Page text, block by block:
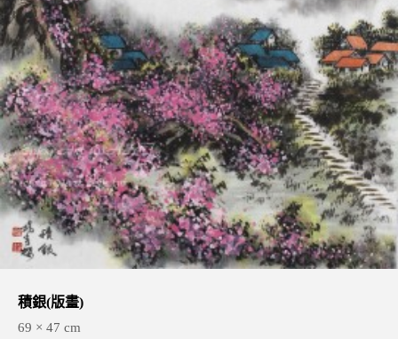
積銀(版畫)
69 × 47 cm